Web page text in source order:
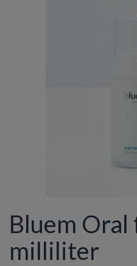
Bluem Oral
milliliter